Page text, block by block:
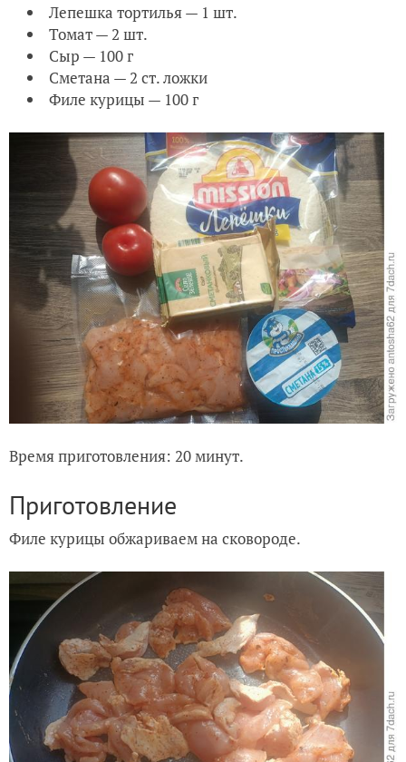
Лепешка тортилья — 1 шт.
Томат — 2 шт.
Сыр — 100 г
Сметана — 2 ст. ложки
Филе курицы — 100 г
Время приготовления: 20 минут.
Приготовление
Филе курицы обжариваем на сковороде.